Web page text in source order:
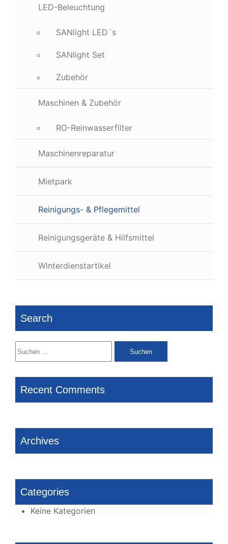
LED-Beleuchtung
SANlight LED´s
SANlight Set
Zubehör
Maschinen & Zubehör
RO-Reinwasserfilter
Maschinenreparatur
Mietpark
Reinigungs- & Pflegemittel
Reinigungsgeräte & Hilfsmittel
Winterdienstartikel
Search
Suchen
nach:
Recent Comments
Archives
Categories
Keine Kategorien